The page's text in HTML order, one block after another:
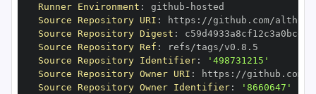
Runner Environment : github -
Source Repository URI : https :
Source Repository Digest :
Source Repository Ref :
Source Repository Identifier:
'498731215'
Source Repository Owner URI : https :
Source Repository Owner Identifier:
'8660647'